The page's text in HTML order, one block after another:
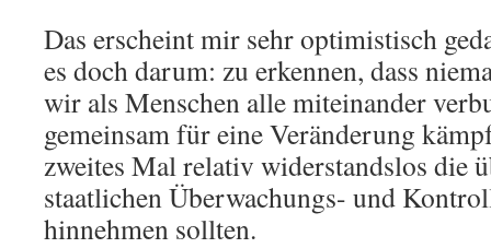
Das erscheint mir sehr optimistisch
es doch darum: zu erkennen, dass
wir als Menschen alle miteinander
gemeinsam für eine Veränderung
zweites Mal relativ widerstandslos die
staatlichen Überwachungs- und
hinnehmen sollten.